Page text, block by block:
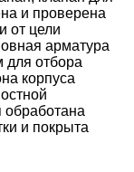
и проверена
от цели
арматура
отбора
корпуса
обработана
и покрыта